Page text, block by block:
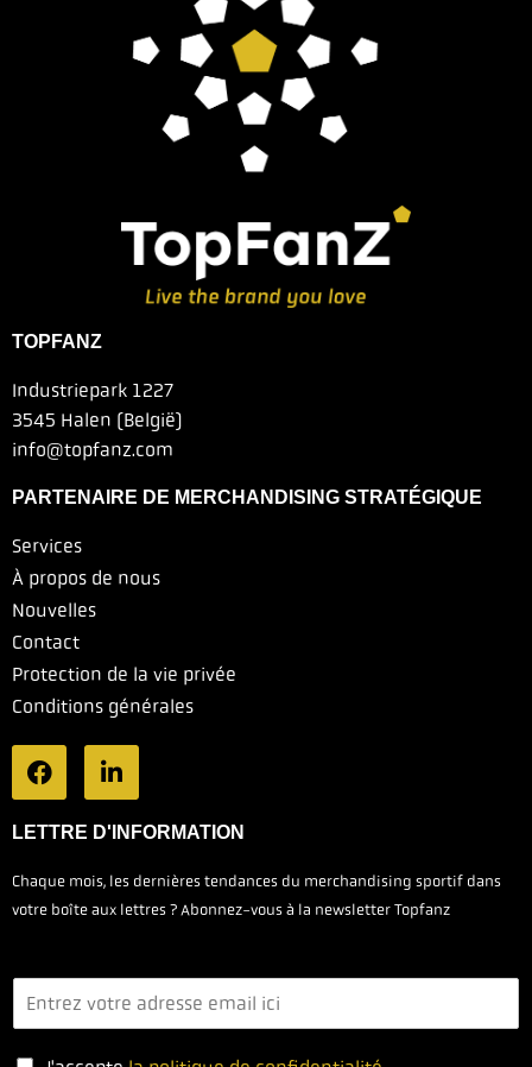
TOPFANZ
Industriepark 1227
3545 Halen (België)
info@topfanz.com
PARTENAIRE DE MERCHANDISING STRATÉGIQUE
Services
À propos de nous
Nouvelles
Contact
Protection de la vie privée
Conditions générales
LETTRE D'INFORMATION
Chaque mois, les dernières tendances du merchandising sportif dans
votre boîte aux lettres ? Abonnez-vous à la newsletter Topfanz